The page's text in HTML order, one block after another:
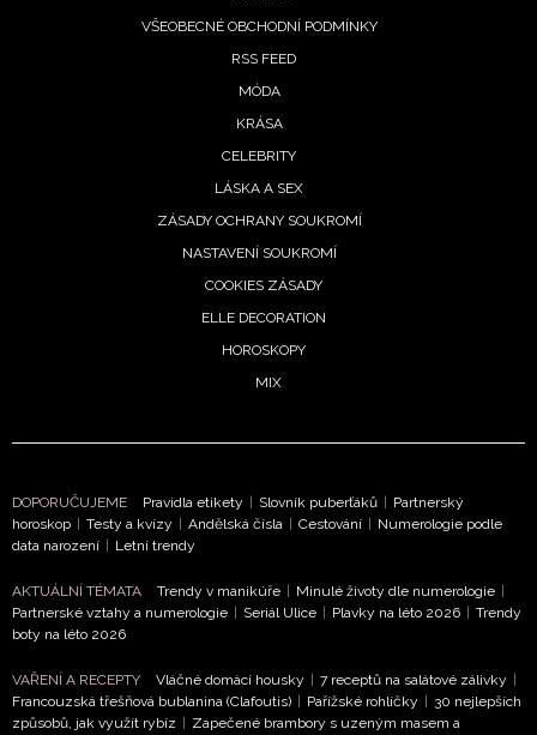
VŠEOBECNÉ OBCHODNÍ PODMÍNKY
RSS FEED
MÓDA
KRÁSA
CELEBRITY
LÁSKA A SEX
ZÁSADY OCHRANY SOUKROMÍ
NASTAVENÍ SOUKROMÍ
COOKIES ZÁSADY
ELLE DECORATION
HOROSKOPY
MIX
DOPORUČUJEME Pravidla etikety Slovník puberťáků
Partnerský
horoskop
Testy a kvízy Andělská čísla Cestování
Numerologie podle
data narození
Letní trendy
AKTUÁLNÍ TÉMATA Trendy v manikúře Minulé životy dle numerologie
Partnerské vztahy a numerologie
Seriál Ulice Plavky na léto 2026
Trendy
boty na léto 2026
VAŘENÍ A RECEPTY Vláčné domácí housky 7 receptů na salátové zálivky
Francouzská třešňová bublanina (Clafoutis)
Pařížské rohlíčky
30 nejlepších
způsobů, jak využít rybíz
Zapečené brambory s uzeným masem a